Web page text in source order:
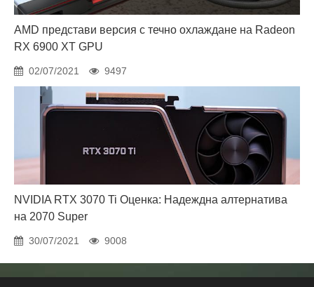
AMD представи версия с течно охлаждане на Radeon
RX 6900 XT GPU
02/07/2021 9497
NVIDIA RTX 3070 Ti Оценка: Надеждна алтернатива
на 2070 Super
30/07/2021 9008